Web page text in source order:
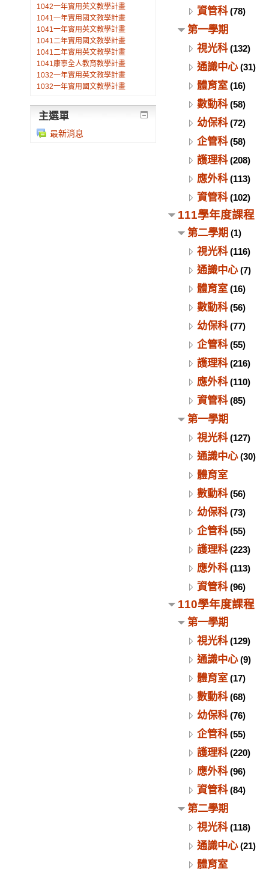
資管科(78)
第一學期
視光科(132)
通識中心(31)
體育室 (16)
數動科(58)
幼保科(72)
企管科(58)
護理科(208)
應外科(113)
資管科(102)
111學年度課程
第二學期 (1)
視光科(116)
通識中心(7)
體育室 (16)
數動科(56)
幼保科(77)
企管科(55)
護理科(216)
應外科(110)
資管科(85)
第一學期
視光科(127)
通識中心(30)
體育室
數動科(56)
幼保科(73)
企管科(55)
護理科(223)
應外科(113)
資管科(96)
110學年度課程
第一學期
視光科(129)
通識中心(9)
體育室 (17)
數動科(68)
幼保科(76)
企管科(55)
護理科(220)
應外科(96)
資管科(84)
第二學期
視光科(118)
通識中心(21)
體育室
1042一年實用英文教學計畫
1041一年實用國文教學計畫
1041一年實用英文教學計畫
1041二年實用國文教學計畫
1041二年實用英文教學計畫
1041康寧全人教育教學計畫
1032一年實用英文教學計畫
1032一年實用國文教學計畫
主選單
最新消息